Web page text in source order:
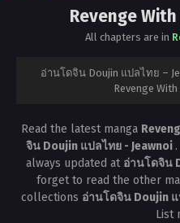
Revenge
All chapters are in
อ่านโดจิน Doujin แปลไทย –
Revenge
Read the latest manga
จิน Doujin แปลไทย - Jeawnoi
always updated at อ่านโดจิน
forget to read the other
collections อ่านโดจิน Doujin
List